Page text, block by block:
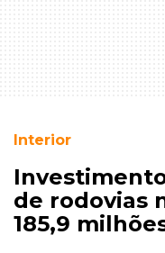
Interior
de rodovias
185,9